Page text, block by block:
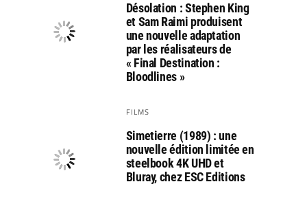
Désolation : Stephen King
et Sam Raimi produisent
une nouvelle adaptation
par les réalisateurs de
« Final Destination :
Bloodlines »
FILMS
Simetierre (1989) : une
nouvelle édition limitée en
steelbook 4K UHD et
Bluray, chez ESC Editions